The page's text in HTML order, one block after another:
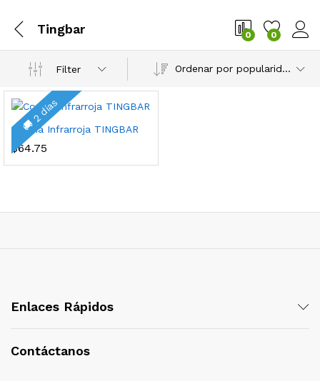
Tingbar 0 0
Filter Ordenar por popularidad
🚚 2 días
Cocina Infrarroja TINGBAR
$64.75
Enlaces Rápidos
Contáctanos